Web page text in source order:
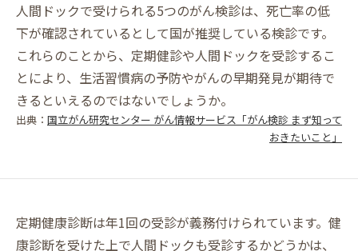
人間ドックで受けられる5つのがん検診は、死亡率の低
下が確認されているとして国が推奨している検診です。
これらのことから、定期健診や人間ドックを受診するこ
とにより、生活習慣病の予防やがんの早期発見が期待で
きるといえるのではないでしょうか。
出典： 国立がん研究センター がん情報サービス「がん検診 まず知って
おきたいこと」
定期健康診断は年1回の受診が義務付けられています。健
康診断を受けた上で人間ドックも受診するかどうかは、